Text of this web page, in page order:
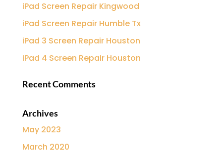
iPad Screen Repair Kingwood
iPad Screen Repair Humble Tx
iPad 3 Screen Repair Houston
iPad 4 Screen Repair Houston
Recent Comments
Archives
May 2023
March 2020